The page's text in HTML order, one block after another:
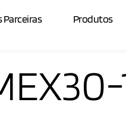
Parceiras Produtos